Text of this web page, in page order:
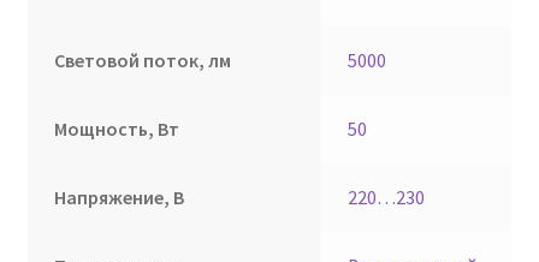
Световой поток, лм 5000
Мощность, Вт 50
Напряжение, В 220…230